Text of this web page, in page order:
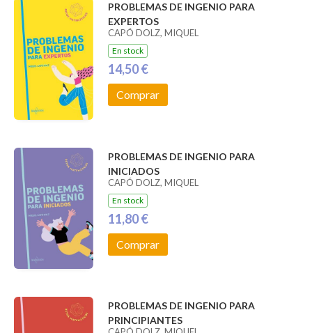
PROBLEMAS DE INGENIO PARA
EXPERTOS
CAPÓ DOLZ, MIQUEL
En stock
14,50 €
Comprar
PROBLEMAS DE INGENIO PARA
INICIADOS
CAPÓ DOLZ, MIQUEL
En stock
11,80 €
Comprar
PROBLEMAS DE INGENIO PARA
PRINCIPIANTES